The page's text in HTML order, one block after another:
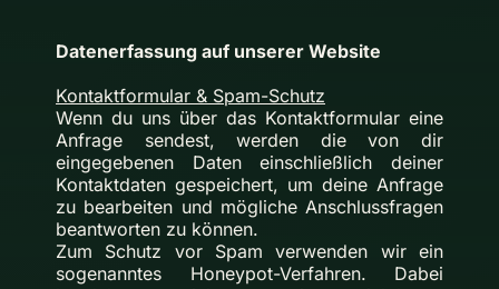
Datenerfassung auf unserer Website
Kontaktformular & Spam-Schutz
Wenn du uns über das Kontaktformular eine
Anfrage sendest, werden die von dir
eingegebenen Daten einschließlich deiner
Kontaktdaten gespeichert, um deine Anfrage
zu bearbeiten und mögliche Anschlussfragen
beantworten zu können.
Zum Schutz vor Spam verwenden wir ein
sogenanntes Honeypot-Verfahren. Dabei